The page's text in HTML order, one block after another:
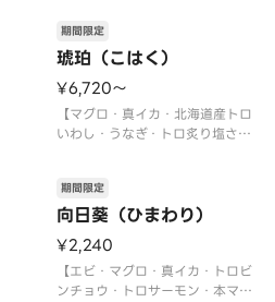
琥珀（こはく）
期間限定
¥6,720〜
【マグロ・真イカ・北海道産トロ
いわし・うなぎ・トロ炙り塩さ
ョウ・イクラ軍艦・ネギトロ軍
艦・切玉子】
〈期間限定〉2026年9月30日
（水）まで
※数量限定につき、売り切れの際
向日葵（ひまわり）
期間限定
¥2,240
【エビ・マグロ・真イカ・トロビ
ンチョウ・トロサーモン・本マグ